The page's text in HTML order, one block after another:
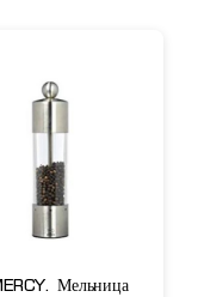
Мельница